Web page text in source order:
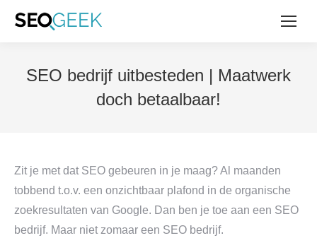
SEO bedrijf uitbesteden | Maatwerk
doch betaalbaar!
Zit je met dat SEO gebeuren in je maag? Al maanden
tobbend t.o.v. een onzichtbaar plafond in de organische
zoekresultaten van Google. Dan ben je toe aan een SEO
bedrijf. Maar niet zomaar een SEO bedrijf.